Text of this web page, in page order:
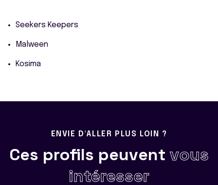
Seekers Keepers
Malween
Kosima
ENVIE D'ALLER PLUS LOIN ?
Ces profils peuvent vous
intéresser